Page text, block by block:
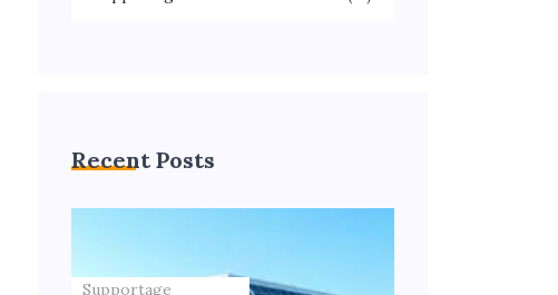
Recent Posts
Supportage